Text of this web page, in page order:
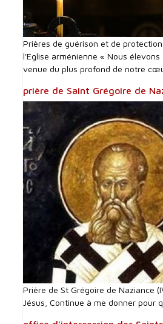
Prières de guérison et de
l'Eglise arménienne « Nous
venue du plus profond de notre
prière de Saint Grégoire de
Prière de St Grégoire de Naziance
Jésus, Continue à me donner pour